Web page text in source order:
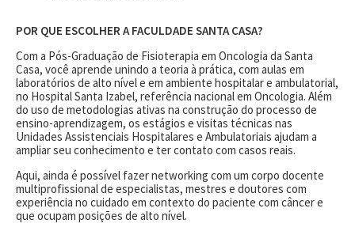
POR QUE ESCOLHER A FACULDADE SANTA CASA?
Com a Pós-Graduação de Fisioterapia em Oncologia da Santa
Casa, você aprende unindo a teoria à prática, com aulas em
laboratórios de alto nível e em ambiente hospitalar e ambulatorial,
no Hospital Santa Izabel, referência nacional em Oncologia. Além
do uso de metodologias ativas na construção do processo de
ensino-aprendizagem, os estágios e visitas técnicas nas
Unidades Assistenciais Hospitalares e Ambulatoriais ajudam a
ampliar seu conhecimento e ter contato com casos reais.
Aqui, ainda é possível fazer networking com um corpo docente
multiprofissional de especialistas, mestres e doutores com
experiência no cuidado em contexto do paciente com câncer e
que ocupam posições de alto nível.